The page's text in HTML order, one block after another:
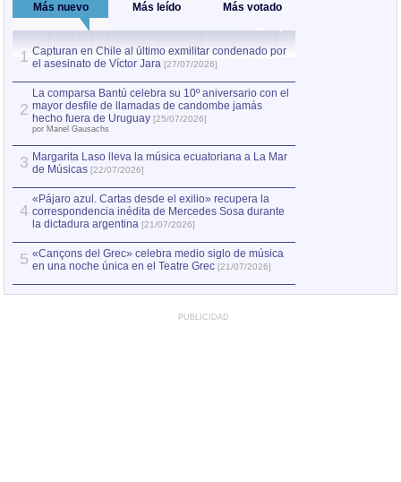
Más nuevo Más leído Más votado
1 Capturan en Chile al último exmilitar condenado por
el asesinato de Víctor Jara [27/07/2026]
2
La comparsa Bantú celebra su 10º aniversario con el
mayor desfile de llamadas de candombe jamás
hecho fuera de Uruguay [25/07/2026]
por Manel Gausachs
3 Margarita Laso lleva la música ecuatoriana a La Mar
de Músicas [22/07/2026]
4
«Pájaro azul. Cartas desde el exilio» recupera la
correspondencia inédita de Mercedes Sosa durante
la dictadura argentina [21/07/2026]
5 «Cançons del Grec» celebra medio siglo de música
en una noche única en el Teatre Grec [21/07/2026]
PUBLICIDAD